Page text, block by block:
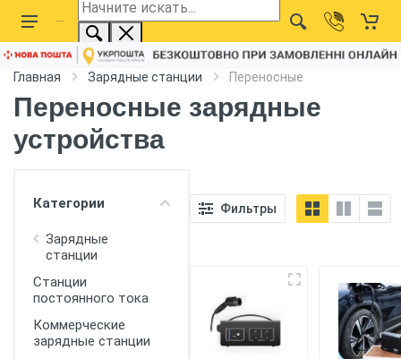
Главная Зарядные станции Переносные
Переносные зарядные
устройства
Категории
Зарядные
станции
Станции
постоянного тока
Коммерческие
зарядные станции
Фильтры